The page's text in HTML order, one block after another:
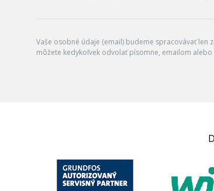
Vaše osobné údaje (email) budeme spracovávať len
môžete kedykoľvek odvolať písomne, emailom